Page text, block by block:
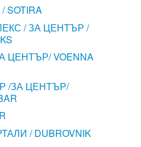
/ ЗА ЦЕНТЪР /
VOENNA
/ЗА ЦЕНТЪР/
/ DUBROVNIK